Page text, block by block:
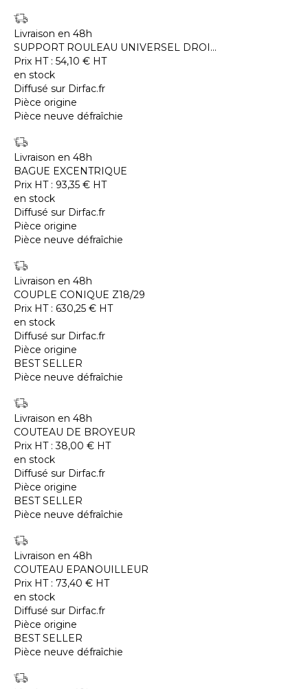
Livraison en 48h
SUPPORT ROULEAU UNIVERSEL DROI...
Prix HT : 54,10 € HT
en stock
Diffusé sur Dirfac.fr
Pièce origine
Pièce neuve défraîchie
Livraison en 48h
BAGUE EXCENTRIQUE
Prix HT : 93,35 € HT
en stock
Diffusé sur Dirfac.fr
Pièce origine
Pièce neuve défraîchie
Livraison en 48h
COUPLE CONIQUE Z18/29
Prix HT : 630,25 € HT
en stock
Diffusé sur Dirfac.fr
Pièce origine
BEST SELLER
Pièce neuve défraîchie
Livraison en 48h
COUTEAU DE BROYEUR
Prix HT :38,00 € HT
en stock
Diffusé sur Dirfac.fr
Pièce origine
BEST SELLER
Pièce neuve défraîchie
Livraison en 48h
COUTEAU EPANOUILLEUR
Prix HT : 73,40 € HT
en stock
Diffusé sur Dirfac.fr
Pièce origine
BEST SELLER
Pièce neuve défraîchie